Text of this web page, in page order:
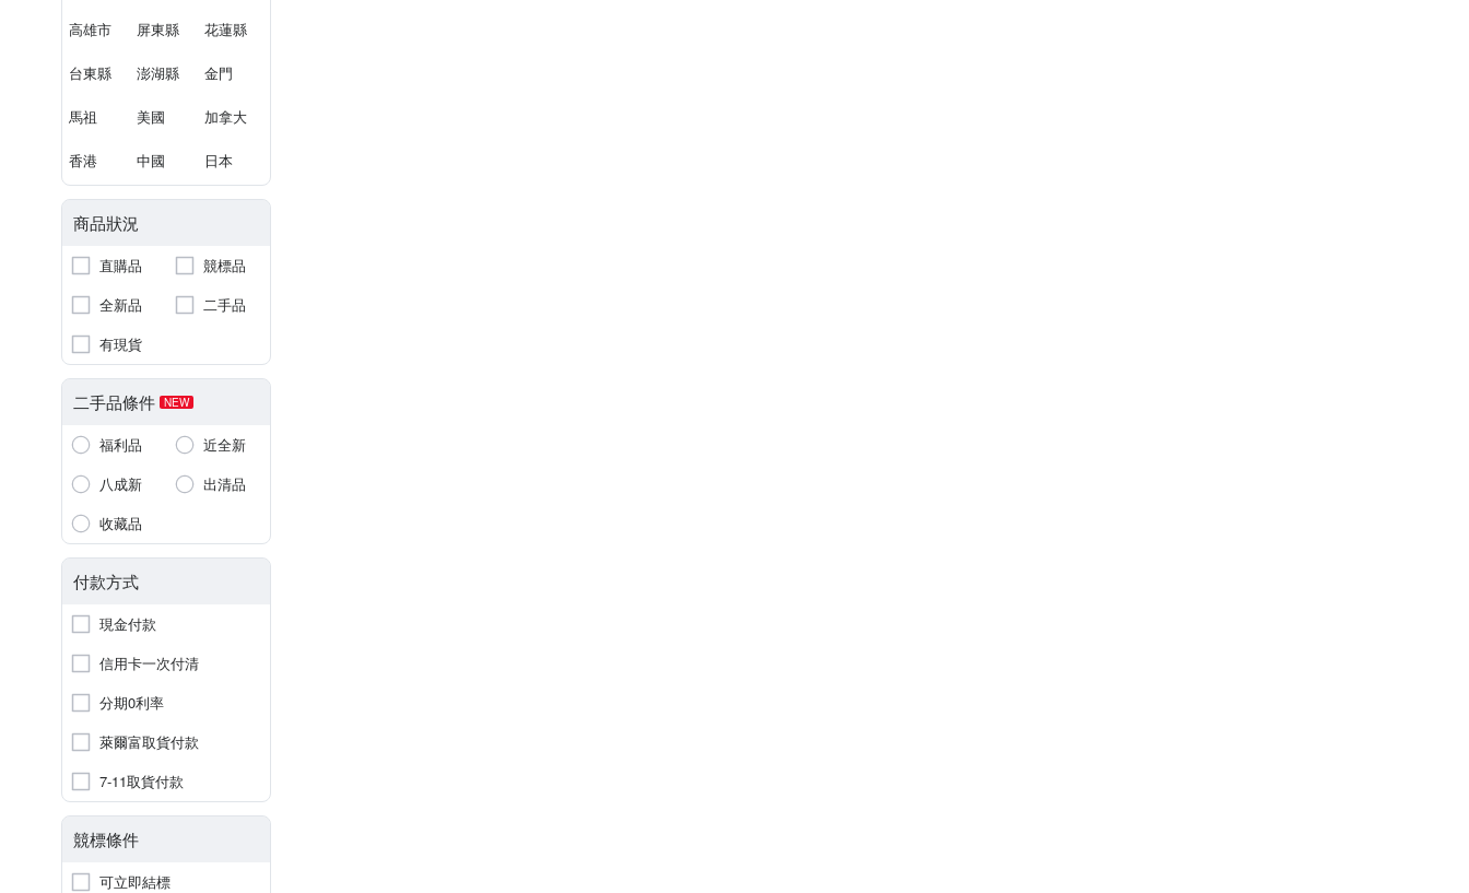
高雄市 屏東縣 花蓮縣
台東縣 澎湖縣 金門
馬祖 美國 加拿大
香港 中國 日本
商品狀況
直購品
競標品
全新品
二手品
有現貨
二手品條件 NEW
福利品
近全新
八成新
出清品
收藏品
付款方式
現金付款
信用卡一次付清
分期0利率
萊爾富取貨付款
7-11取貨付款
競標條件
可立即結標